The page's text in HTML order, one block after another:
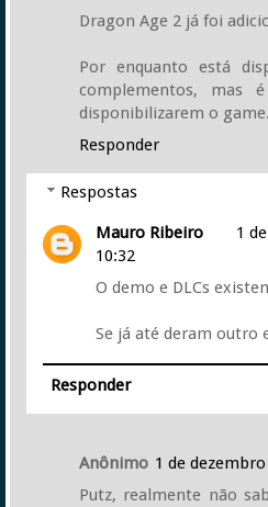
Dragon Age 2 já foi
Por enquanto está
complementos, mas
disponibilizarem o game.
Responder
Respostas
Mauro Ribeiro
1
10:32
O demo e DLCs
Se já até deram outro
Responder
Anônimo 1 de
Putz, realmente não